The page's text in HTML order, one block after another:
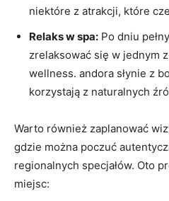
niektóre z atrakcji, które
Relaks w spa: Po dniu
zrelaksować się w jednym⁤
wellness. andora słynie z
korzystają z naturalnych
Warto również zaplanować
gdzie można ⁣poczuć
regionalnych specjałów. ​Oto
miejsc: